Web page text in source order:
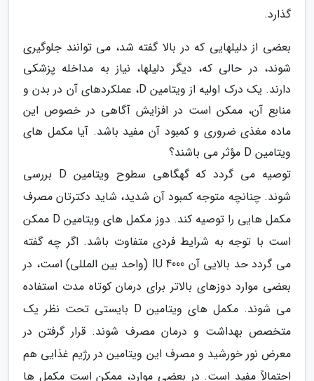
گذارد.
بعضی از دلیلهایی که در بالا گفته شد، می توانند جلوگیری
شوند، در حالی که، دیگر دلیلها، نیاز به مداخله پزشکی
دارند. یک درک اولیه از ویتامین D، عملکردهای آن در بدن و
منابع آن، ممکن است در افزایش آگاهی در خصوص این
ماده مغذی ضروری و کمبود آن مفید باشد. آیا مکمل های
ویتامین D مؤثر می باشند؟
توصیه می گردد که گهگاهی سطوح ویتامین D بررسی
شوند. چنانچه متوجه کمبود آن شدید، شاید دکترتان مصرف
مکمل هایی را توصیه کند. دوز مکمل های ویتامین D ممکن
است با توجه به شرایط فردی متفاوت باشد. اگر چه گفته
می گردد حد بالایی آن 4000 IU (واحد بین المللی) است، در
بعضی موارد دوزهای بالاتر برای درمان کوتاه مدت استفاده
می شوند. مکمل های ویتامین D بایستی تحت نظر یک
متخصص بهداشت و درمان مصرف شوند. قرار گرفتن در
معرض نور خورشید و مصرف این ویتامین در رژیم غذایی هم
احتمالاً مفید است. در بعضی موارد، ممکن است مکمل ها